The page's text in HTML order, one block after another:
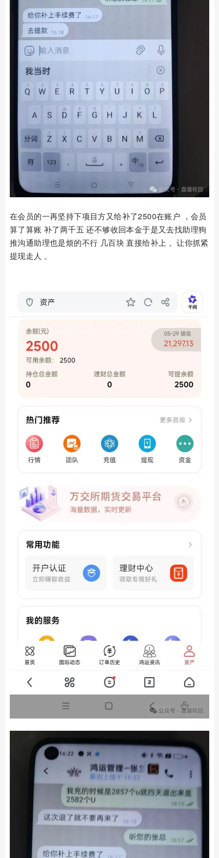
在会员的一再坚持下项目方又给补了2500在账户 ，会员
算了算账 补了两千五 还不够收回本金于是又去找助理狗
推沟通助理也是烦的不行 几百块 直接给补上 。让你抓紧
提现走人 。